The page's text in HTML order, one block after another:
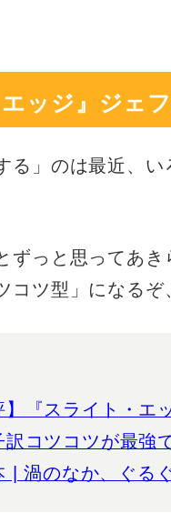
ッジ』ジェ
る」のは最近、
ずっと思ってあ
コツ型」になるぞ
】『スライト・エ
訳コツコツが最強
| 渦のなか、ぐる